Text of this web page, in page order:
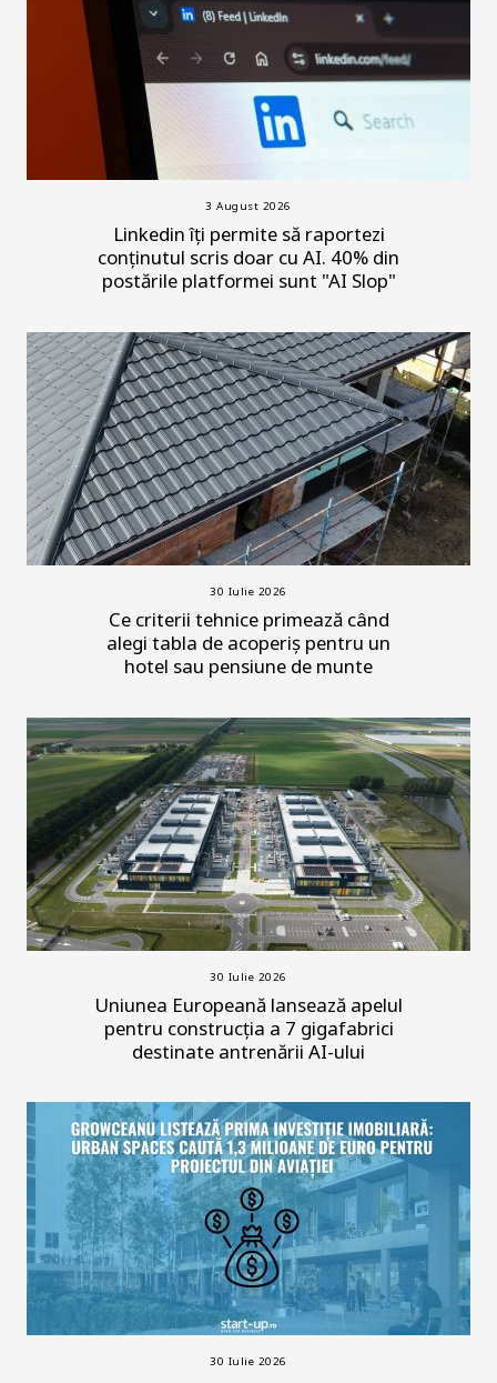
3 August 2026
Linkedin îți permite să raportezi
conținutul scris doar cu AI. 40% din
postările platformei sunt "AI Slop"
30 Iulie 2026
Ce criterii tehnice primează când
alegi tabla de acoperiș pentru un
hotel sau pensiune de munte
30 Iulie 2026
Uniunea Europeană lansează apelul
pentru construcția a 7 gigafabrici
destinate antrenării AI-ului
30 Iulie 2026